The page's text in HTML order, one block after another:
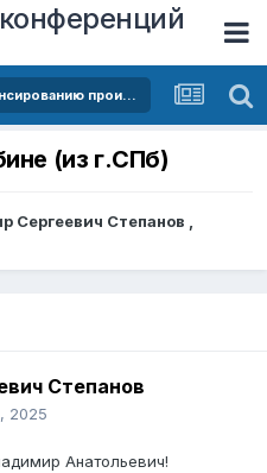
Фундаментальный подход к балансированию производства и потребления с целью достижения устойчивого развития
(из г.СПб)
Сергеевич Степанов ,
Степанов
2025
Анатольевич!